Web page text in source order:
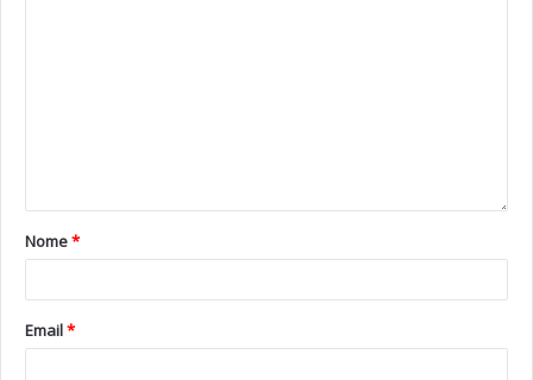
consolidando-se como uma referência cultural na região.
Raul Minh’alma
Valter Hugo Mãe
Nome*
Email*